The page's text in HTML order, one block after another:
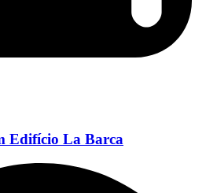
Edifício La Barca